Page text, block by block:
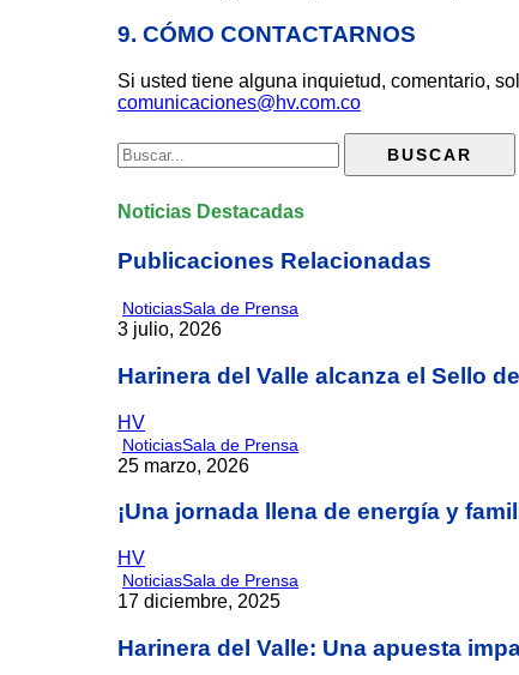
9. CÓMO CONTACTARNOS
Si usted tiene alguna inquietud, comentario,
comunicaciones@hv.com.co
Noticias Destacadas
Publicaciones Relacionadas
NoticiasSala de Prensa
3 julio, 2026
Harinera del Valle alcanza el Sello
HV
NoticiasSala de Prensa
25 marzo, 2026
¡Una jornada llena de energía y
HV
NoticiasSala de Prensa
17 diciembre, 2025
Harinera del Valle: Una apuesta